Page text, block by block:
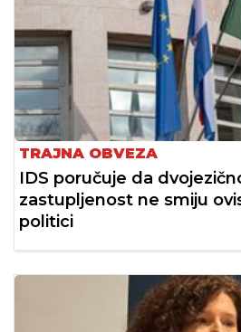
TRAJNA OBVEZA
IDS poručuje da
zastupljenost ne smiju
politici